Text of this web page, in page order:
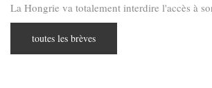
La Hongrie va totalement interdire l'accès à
toutes les brèves